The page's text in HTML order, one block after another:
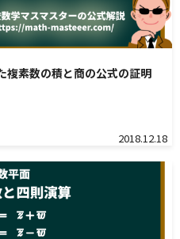
複素数の積と商の公式の証明
2018.12.18